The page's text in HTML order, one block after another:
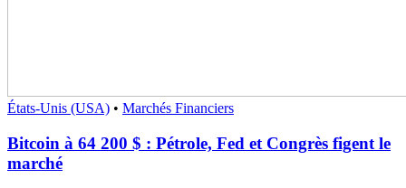
États-Unis (USA) • Marchés Financiers
Bitcoin à 64 200 $ : Pétrole, Fed et Congrès figent le
marché